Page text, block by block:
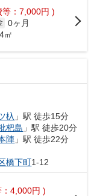
等：7,000円 )
0ヶ月
㎡
杁 」駅 徒歩15分
杷島 」駅 徒歩20分
陣 」駅 徒歩22分
橋下町1-12
4,000円 )